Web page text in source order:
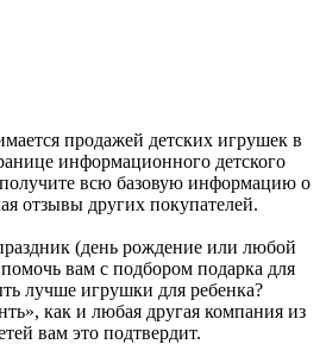
продажей детских игрушек в
информационного детского
всю базовую информацию о
отзывы других покупателей.
(день рождение или любой
вам с подбором подарка для
лучше игрушки для ребенка?
как и любая другая компания из
вам это подтвердит.